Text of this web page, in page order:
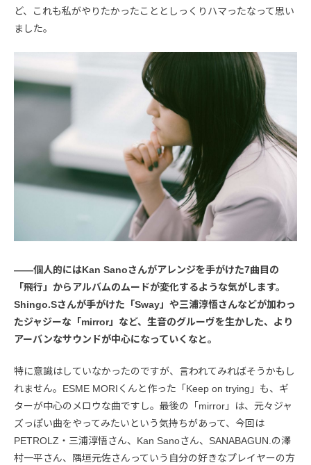
ど、これも私がやりたかったこととしっくりハマったなって思い
ました。
――個人的にはKan Sanoさんがアレンジを手がけた7曲目の
「飛行」からアルバムのムードが変化するような気がします。
Shingo.Sさんが手がけた「Sway」や三浦淳悟さんなどが加わっ
たジャジーな「mirror」など、生音のグルーヴを生かした、より
アーバンなサウンドが中心になっていくなと。
特に意識はしていなかったのですが、言われてみればそうかもし
れません。ESME MORIくんと作った「Keep on trying」も、ギ
ターが中心のメロウな曲ですし。最後の「mirror」は、元々ジャ
ズっぽい曲をやってみたいという気持ちがあって、今回は
PETROLZ・三浦淳悟さん、Kan Sanoさん、SANABAGUN.の澤
村一平さん、隅垣元佐さんっていう自分の好きなプレイヤーの方